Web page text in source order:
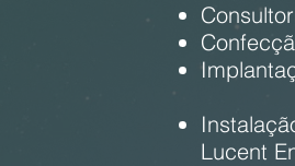
Lucent